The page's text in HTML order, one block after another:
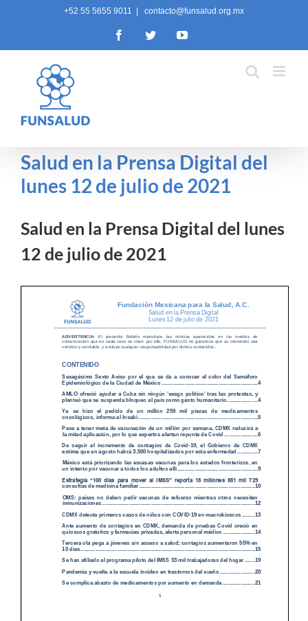
+52 55 5655 9011 contacto@funsalud.org.mx
FacebookTwitterYouTube
Salud en la Prensa Digital del
lunes 12 de julio de 2021
Salud en la Prensa Digital del lunes
12 de julio de 2021